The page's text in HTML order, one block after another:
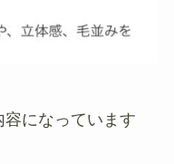
になっています